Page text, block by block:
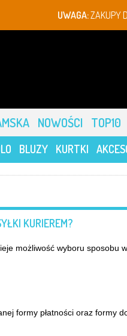
UWAGA:ZAKUPY
NOWOŚCI TOP10
BLUZY KURTKI
KURIEREM?
możliwość wyboru sposobu
formy płatności oraz formy